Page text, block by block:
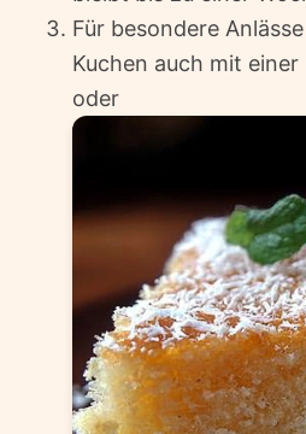
Für besondere
Kuchen auch mit
oder